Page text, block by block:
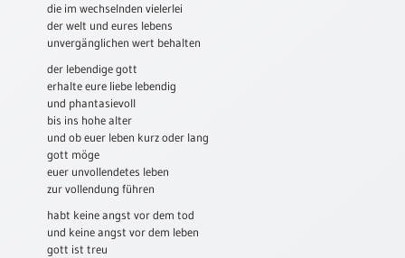
Urkunden
Sortimente
Neuerscheinungen
Themen
Anlässe
Patenamt
die im wechselnden vielerlei
der welt und eures lebens
unvergänglichen wert behalten
der lebendige gott
erhalte eure liebe lebendig
und phantasievoll
bis ins hohe alter
und ob euer leben kurz oder lang
gott möge
euer unvollendetes leben
zur vollendung führen
habt keine angst vor dem tod
und keine angst vor dem leben
gott ist treu